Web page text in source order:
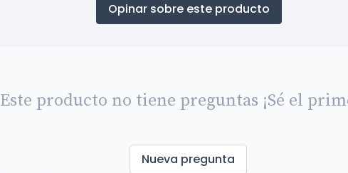
Opinar sobre este producto
Este producto no tiene preguntas ¡Sé el
Nueva pregunta